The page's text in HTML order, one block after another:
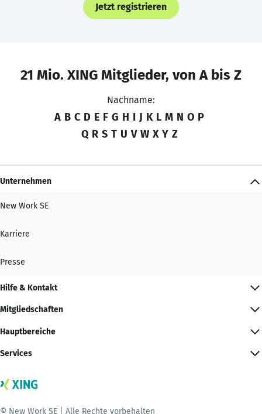
Jetzt registrieren
21 Mio. XING Mitglieder, von A bis Z
Nachname:
A B C D E F G H I J K L M N O P
Q R S T U V W X Y Z
Unternehmen
New Work SE
Karriere
Presse
Hilfe & Kontakt
Mitgliedschaften
Hauptbereiche
Services
© New Work SE | Alle Rechte vorbehalten